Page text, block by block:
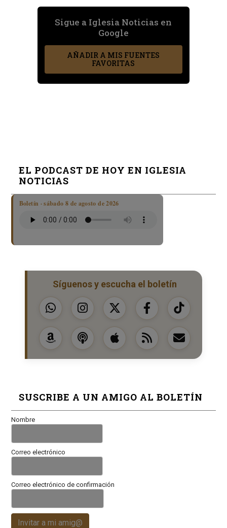
Sigue a Iglesia Noticias en
Google
AÑADIR A MIS FUENTES
FAVORITAS
EL PODCAST DE HOY EN IGLESIA
NOTICIAS
Boletín · sábado 8 de agosto de 2026
Síguenos y escucha el boletín
SUSCRIBE A UN AMIGO AL BOLETÍN
Nombre
Correo electrónico
Correo electrónico de confirmación
Invitar a mi amig@